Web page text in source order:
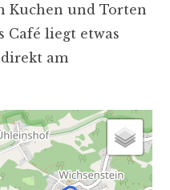
Kuchen und Torten
Café liegt etwas
am